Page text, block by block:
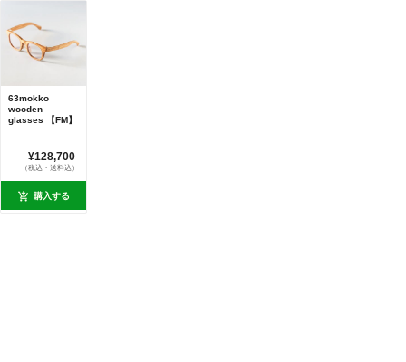
63mokko
wooden
glasses 【FM】
¥128,700
（税込・送料込）
購入する